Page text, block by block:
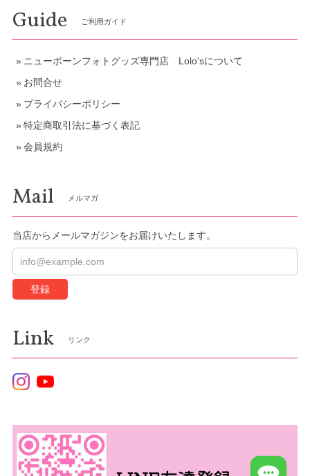
Guide ご利用ガイド
ニューボーンフォトグッズ専門店 Lolo'sについて
お問合せ
プライバシーポリシー
特定商取引法に基づく表記
会員規約
Mail メルマガ
当店からメールマガジンをお届けいたします。
登録
Link リンク